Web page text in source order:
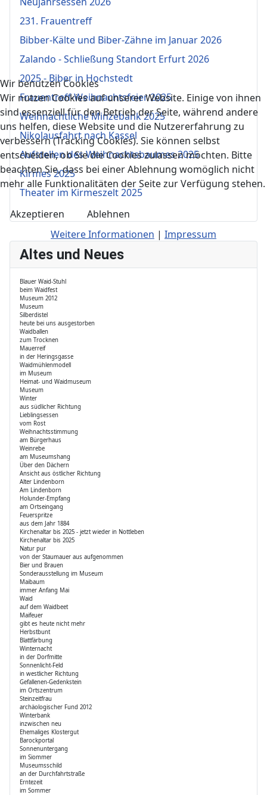
Altes und Neues
Blauer Waid-Stuhl
beim Waidfest
Museum 2012
Museum
Silberdistel
heute bei uns ausgestorben
Waidballen
zum Trocknen
Mauerreif
in der Heringsgasse
Waidmühlenmodell
im Museum
Heimat- und Waidmuseum
Museum
Winter
aus südlicher Richtung
Lieblingsessen
vom Rost
Weihnachtsstimmung
am Bürgerhaus
Weinrebe
am Museumshang
Über den Dächern
Ansicht aus östlicher Richtung
Alter Lindenborn
Am Lindenborn
Holunder-Empfang
am Ortseingang
Feuerspritze
aus dem Jahr 1884
Kirchenaltar bis 2025 - jetzt wieder in Nottleben
Kirchenaltar bis 2025
Natur pur
von der Staumauer aus aufgenommen
Bier und Brauen
Sonderausstellung im Museum
Maibaum
immer Anfang Mai
Waid
auf dem Waidbeet
Maifeuer
gibt es heute nicht mehr
Herbstbunt
Blattfärbung
Winternacht
in der Dorfmitte
Sonnenlicht-Feld
in westlicher Richtung
Gefallenen-Gedenkstein
im Ortszentrum
Steinzeitfrau
archäologischer Fund 2012
Winterbank
inzwischen neu
Ehemaliges Klostergut
Barockportal
Sonnenuntergang
im Siommer
Museumsschild
an der Durchfahrtstraße
Erntezeit
im Sommer
231. Frauentreff
Bibber-Kälte und Biber-Zähne im Januar 2026
Zalando - Schließung Standort Erfurt 2026
2025 - Biber in Hochstedt
Frauentreff-Weihnachtsfeier 2025
Weihnachtliche Minzebank 2025
Nikolausfahrt nach Kassel
Aufstellen des Weihnachtsbaumes 2025
Kirmes 2025
Theater im Kirmeszelt 2025
Wir benutzen Cookies
Wir nutzen Cookies auf unserer Website. Einige von ihnen
sind essenziell für den Betrieb der Seite, während andere
uns helfen, diese Website und die Nutzererfahrung zu
verbessern (Tracking Cookies). Sie können selbst
entscheiden, ob Sie die Cookies zulassen möchten. Bitte
beachten Sie, dass bei einer Ablehnung womöglich nicht
mehr alle Funktionalitäten der Seite zur Verfügung stehen.
Akzeptieren
Ablehnen
Weitere Informationen | Impressum